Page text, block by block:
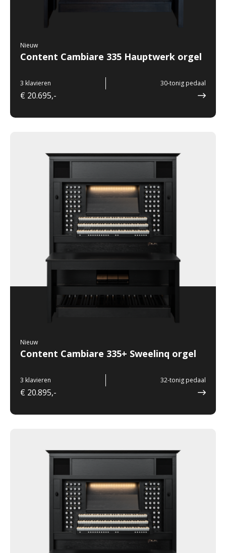
Nieuw
Content Cambiare 335 Hauptwerk orgel
3 klavieren 30-tonig pedaal
€ 20.695,-
Nieuw
Content Cambiare 335+ Sweelinq orgel
3 klavieren 32-tonig pedaal
€ 20.895,-